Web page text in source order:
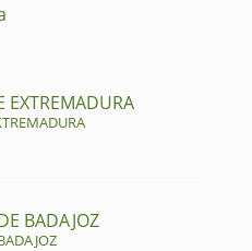
EXTREMADURA
BADAJOZ